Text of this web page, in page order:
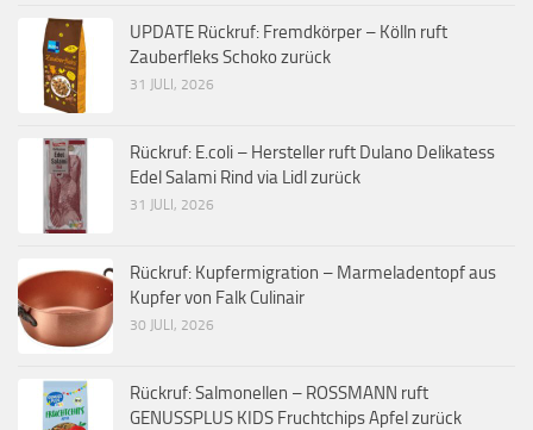
UPDATE Rückruf: Fremdkörper – Kölln ruft
Zauberfleks Schoko zurück
31 JULI, 2026
Rückruf: E.coli – Hersteller ruft Dulano Delikatess
Edel Salami Rind via Lidl zurück
31 JULI, 2026
Rückruf: Kupfermigration – Marmeladentopf aus
Kupfer von Falk Culinair
30 JULI, 2026
Rückruf: Salmonellen – ROSSMANN ruft
GENUSSPLUS KIDS Fruchtchips Apfel zurück